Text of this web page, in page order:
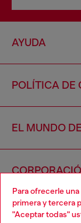
Para ofrecerle
primera y tercera
"Aceptar todas"
AYUDA
POLÍTICA DE
EL MUNDO